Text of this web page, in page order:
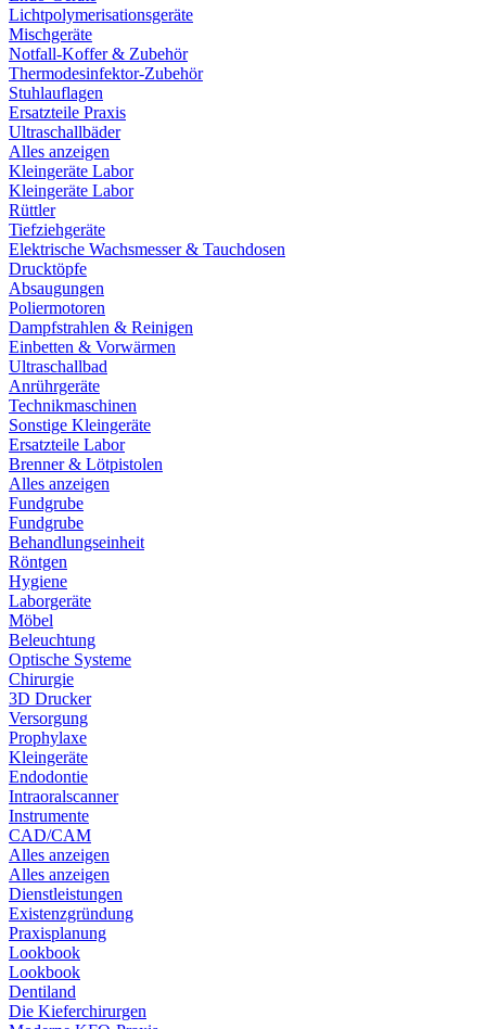
Lichtpolymerisationsgeräte
Mischgeräte
Notfall-Koffer & Zubehör
Thermodesinfektor-Zubehör
Stuhlauflagen
Ersatzteile Praxis
Ultraschallbäder
Alles anzeigen
Kleingeräte Labor
Kleingeräte Labor
Rüttler
Tiefziehgeräte
Elektrische Wachsmesser & Tauchdosen
Drucktöpfe
Absaugungen
Poliermotoren
Dampfstrahlen & Reinigen
Einbetten & Vorwärmen
Ultraschallbad
Anrührgeräte
Technikmaschinen
Sonstige Kleingeräte
Ersatzteile Labor
Brenner & Lötpistolen
Alles anzeigen
Fundgrube
Fundgrube
Behandlungseinheit
Röntgen
Hygiene
Laborgeräte
Möbel
Beleuchtung
Optische Systeme
Chirurgie
3D Drucker
Versorgung
Prophylaxe
Kleingeräte
Endodontie
Intraoralscanner
Instrumente
CAD/CAM
Alles anzeigen
Alles anzeigen
Dienstleistungen
Existenzgründung
Praxisplanung
Lookbook
Lookbook
Dentiland
Die Kieferchirurgen